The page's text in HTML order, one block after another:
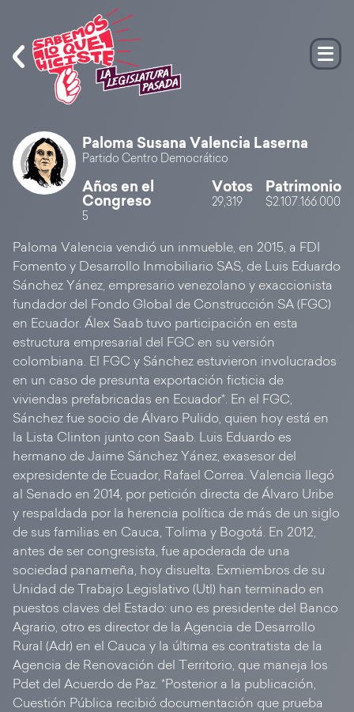
Paloma Susana Valencia Laserna
Partido Centro Democrático
Años en el
Congreso
5
Votos
29,319
Patrimonio
$2.107.166.000
Paloma Valencia vendió un inmueble, en 2015, a FDI
Fomento y Desarrollo Inmobiliario SAS, de Luis Eduardo
Sánchez Yánez, empresario venezolano y exaccionista
fundador del Fondo Global de Construcción SA (FGC)
en Ecuador. Álex Saab tuvo participación en esta
estructura empresarial del FGC en su versión
colombiana. El FGC y Sánchez estuvieron involucrados
en un caso de presunta exportación ficticia de
viviendas prefabricadas en Ecuador*. En el FGC,
Sánchez fue socio de Álvaro Pulido, quien hoy está en
la Lista Clinton junto con Saab. Luis Eduardo es
hermano de Jaime Sánchez Yánez, exasesor del
expresidente de Ecuador, Rafael Correa. Valencia llegó
al Senado en 2014, por petición directa de Álvaro Uribe
y respaldada por la herencia política de más de un siglo
de sus familias en Cauca, Tolima y Bogotá. En 2012,
antes de ser congresista, fue apoderada de una
sociedad panameña, hoy disuelta. Exmiembros de su
Unidad de Trabajo Legislativo (Utl) han terminado en
puestos claves del Estado: uno es presidente del Banco
Agrario, otro es director de la Agencia de Desarrollo
Rural (Adr) en el Cauca y la última es contratista de la
Agencia de Renovación del Territorio, que maneja los
Pdet del Acuerdo de Paz. *Posterior a la publicación,
Cuestión Pública recibió documentación que prueba